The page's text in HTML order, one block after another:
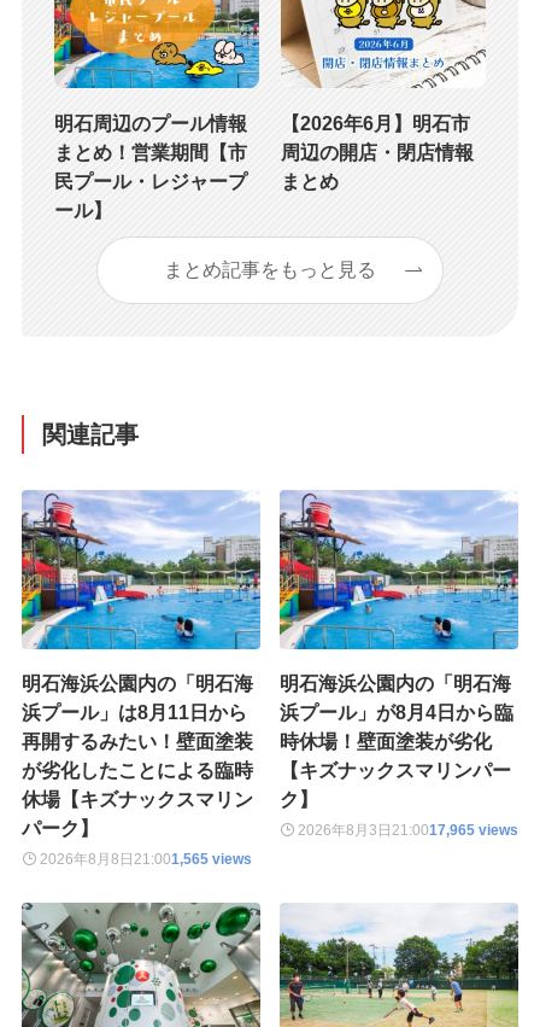
明石周辺のプール情報
まとめ！営業期間【市
民プール・レジャープ
ール】
【2026年6月】明石市
周辺の開店・閉店情報
まとめ
まとめ記事をもっと見る
関連記事
明石海浜公園内の「明石海
浜プール」は8月11日から
再開するみたい！壁面塗装
が劣化したことによる臨時
休場【キズナックスマリン
パーク】
2026年8月8日 21:001,565 views
明石海浜公園内の「明石海
浜プール」が8月4日から臨
時休場！壁面塗装が劣化
【キズナックスマリンパー
ク】
2026年8月3日 21:0017,965 views